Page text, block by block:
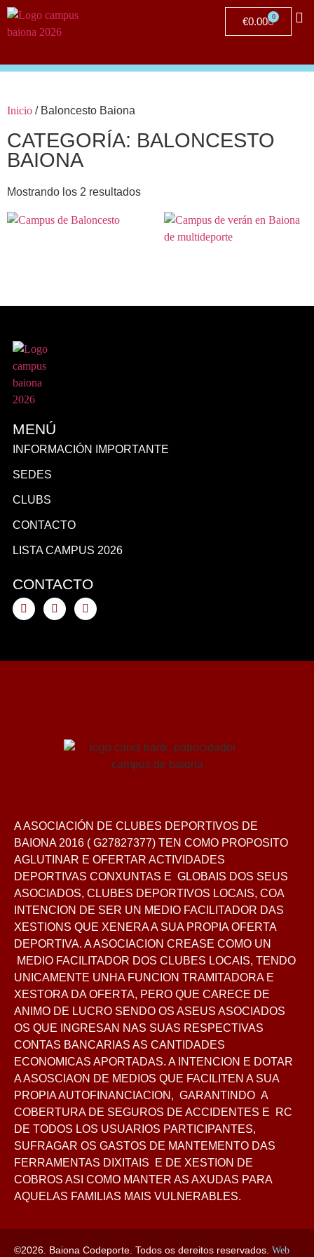
€0.00 0
Inicio / Baloncesto Baiona
CATEGORÍA: BALONCESTO
BAIONA
Mostrando los 2 resultados
MENÚ
INFORMACIÓN IMPORTANTE
SEDES
CLUBS
CONTACTO
LISTA CAMPUS 2026
CONTACTO
A ASOCIACIÓN DE CLUBES DEPORTIVOS DE
BAIONA 2016 ( G27827377) TEN COMO PROPOSITO
AGLUTINAR E OFERTAR ACTIVIDADES
DEPORTIVAS CONXUNTAS E GLOBAIS DOS SEUS
ASOCIADOS, CLUBES DEPORTIVOS LOCAIS, COA
INTENCION DE SER UN MEDIO FACILITADOR DAS
XESTIONS QUE XENERA A SUA PROPIA OFERTA
DEPORTIVA. A ASOCIACION CREASE COMO UN
MEDIO FACILITADOR DOS CLUBES LOCAIS, TENDO
UNICAMENTE UNHA FUNCION TRAMITADORA E
XESTORA DA OFERTA, PERO QUE CARECE DE
ANIMO DE LUCRO SENDO OS ASEUS ASOCIADOS
OS QUE INGRESAN NAS SUAS RESPECTIVAS
CONTAS BANCARIAS AS CANTIDADES
ECONOMICAS APORTADAS. A INTENCION E DOTAR
A ASOSCIAON DE MEDIOS QUE FACILITEN A SUA
PROPIA AUTOFINANCIACION, GARANTINDO A
COBERTURA DE SEGUROS DE ACCIDENTES E RC
DE TODOS LOS USUARIOS PARTICIPANTES,
SUFRAGAR OS GASTOS DE MANTEMENTO DAS
FERRAMENTAS DIXITAIS E DE XESTION DE
COBROS ASI COMO MANTER AS AXUDAS PARA
AQUELAS FAMILIAS MAIS VULNERABLES.
©2026. Baiona Codeporte. Todos os dereitos reservados. Web